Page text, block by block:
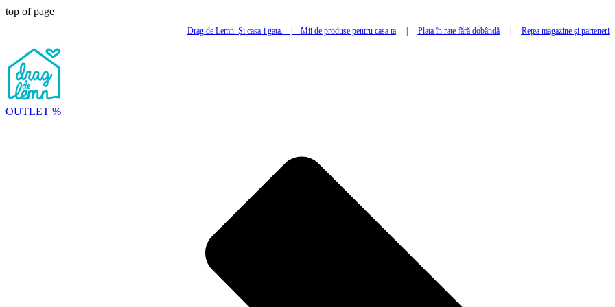
top of page
Drag de Lemn. Și casa-i gata. Mii de produse pentru casa ta| Plata în rate fără dobândă| Rețea magazine și parteneri
OUTLET %